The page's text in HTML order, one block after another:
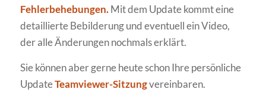
Fehlerbehebungen.Mit dem Update kommt eine
detaillierte Bebilderung und eventuell ein Video,
der alle Änderungen nochmals erklärt.
Sie können aber gerne heute schon Ihre persönliche
UpdateTeamviewer-Sitzungvereinbaren.